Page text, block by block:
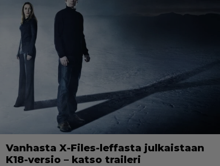
Vanhasta X-Files-leffasta julkaistaan
K18-versio – katso traileri